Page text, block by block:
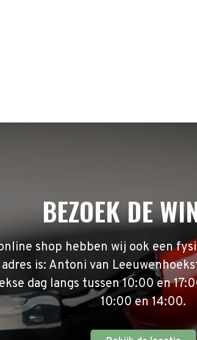
BEZOEK DE
shop hebben wij ook een
is: Antoni van
dag langs tussen 10:00 en
10:00 en 14:00.